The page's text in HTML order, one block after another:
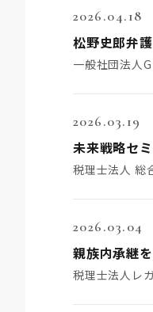
2026.04.18
松野史郎弁
一般社団法人
2026.03.19
未来戦略セ
税理士法人 総
2026.03.04
税理士法人レ